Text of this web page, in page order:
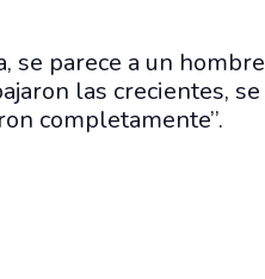
se parece a un hombre
las crecientes, se
completamente’’.